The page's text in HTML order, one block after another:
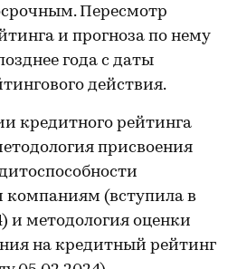
Пересмотр
и прогноза по нему
года с даты
действия.
кредитного рейтинга
присвоения
(вступила в
и методология оценки
на кредитный рейтинг